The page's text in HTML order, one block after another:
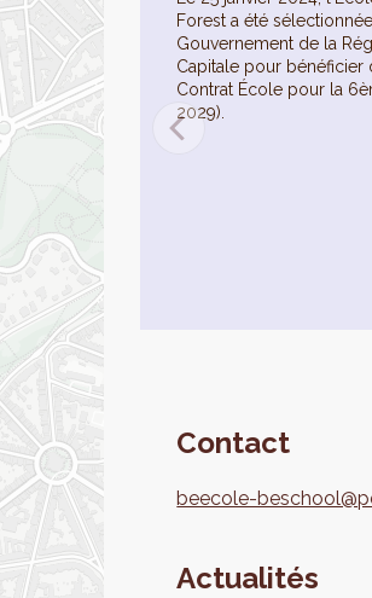
Forest a été
Gouvernement de la
Capitale pour bénéficier
Contrat École pour la
2029).
Contact
beecole-
Actualités